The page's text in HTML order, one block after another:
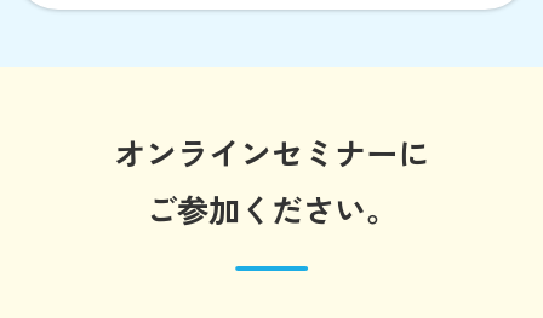
オンラインセミナーに
ご参加ください。